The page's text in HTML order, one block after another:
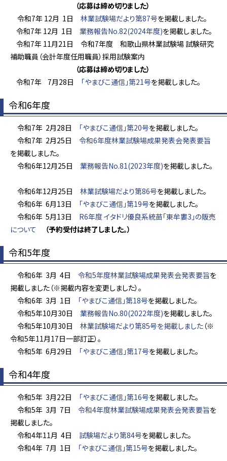
（応募は締め切りました）
令和7年 12月 1日 林業試験場だより第87号を掲載しました。
令和7年 12月 1日 業務報告No.82(2024年度)を掲載しました。
令和7年 11月21日 令和7年度 和歌山県林業試験場 試験研究
補助職員（会計年度任用職員）採用試験案内
（応募は締め切りました）
令和7年 7月28日 「やまびこ通信」第21号を掲載しました。
令和6年度
令和7年 2月28日 「やまびこ通信」第20号を掲載しました。
令和7年 2月25日 令和6年度林業試験場成果発表会発表要旨
を掲載しました。
令和6年12月25日 業務報告No.81(2023年度)を掲載しました。
令和6年12月25日 林業試験場だより第86号を掲載しました。
令和6年 6月13日 「やまびこ通信」第19号を掲載しました。
令和6年 5月13日 R6年度 イタドリ優良系統苗「東牟婁3」の販売
について
（予約受付は終了しました。）
令和5年度
令和6年 3月 4日 令和5年度林業試験場成果発表会発表要旨を
掲載しました（※掲載内容を変更しました）。
令和6年 3月 1日 「やまびこ通信」第18号を掲載しました。
令和5年10月30日 業務報告No.80(2022年度)を掲載しました。
令和5年10月30日 林業試験場だより第85号を掲載しました （※
令和5年11月17日一部訂正）。
令和5年 6月29日 「やまびこ通信」第17号を掲載しました。
令和4年度
令和5年 3月22日 「やまびこ通信」第16号を掲載しました。
令和5年 3月 7日 令和4年度林業試験場成果発表会発表要旨を
掲載しました。
令和4年11月 4日 試験場だより第84号を掲載しました。
令和4年 7月 1日 「やまびこ通信」第15号を掲載しました。